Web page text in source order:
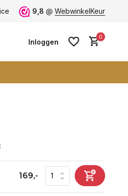
9,8 @ WebwinkelKeur
Inloggen
0
169,-